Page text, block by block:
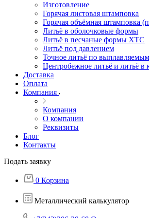
Изготовление
Горячая листовая штамповка
Горячая объёмная штамповка
Литьё в оболочковые формы
Литьё в песчаные формы ХТС
Литьё под давлением
Точное литьё по
Центробежное литьё и литьё в
Доставка
Оплата
Компания
Компания
О компании
Реквизиты
Блог
Контакты
Подать заявку
0 Корзина
Металлический калькулятор